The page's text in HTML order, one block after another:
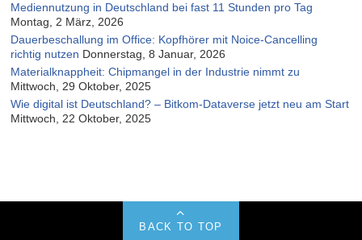
Mediennutzung in Deutschland bei fast 11 Stunden pro Tag
Montag, 2 März, 2026
Dauerbeschallung im Office: Kopfhörer mit Noice-Cancelling
richtig nutzen Donnerstag, 8 Januar, 2026
Materialknappheit: Chipmangel in der Industrie nimmt zu
Mittwoch, 29 Oktober, 2025
Wie digital ist Deutschland? – Bitkom-Dataverse jetzt neu am Start
Mittwoch, 22 Oktober, 2025
BACK TO TOP